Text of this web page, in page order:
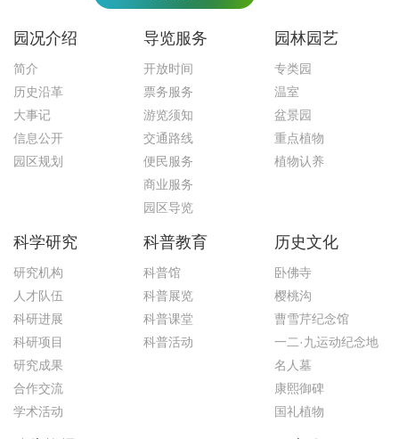
园况介绍
简介
历史沿革
大事记
信息公开
园区规划
导览服务
开放时间
票务服务
游览须知
交通路线
便民服务
商业服务
园区导览
园林园艺
专类园
温室
盆景园
重点植物
植物认养
科学研究
研究机构
人才队伍
科研进展
科研项目
研究成果
合作交流
学术活动
科普教育
科普馆
科普展览
科普课堂
科普活动
历史文化
卧佛寺
樱桃沟
曹雪芹纪念馆
一二·九运动纪念地
名人墓
康熙御碑
国礼植物